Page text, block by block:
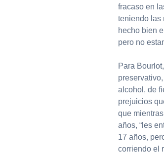
fracaso en
teniendo las
hecho bien
pero no
Para
alcohol, de
prejuicios
que
años, “les
17 años,
corriendo el